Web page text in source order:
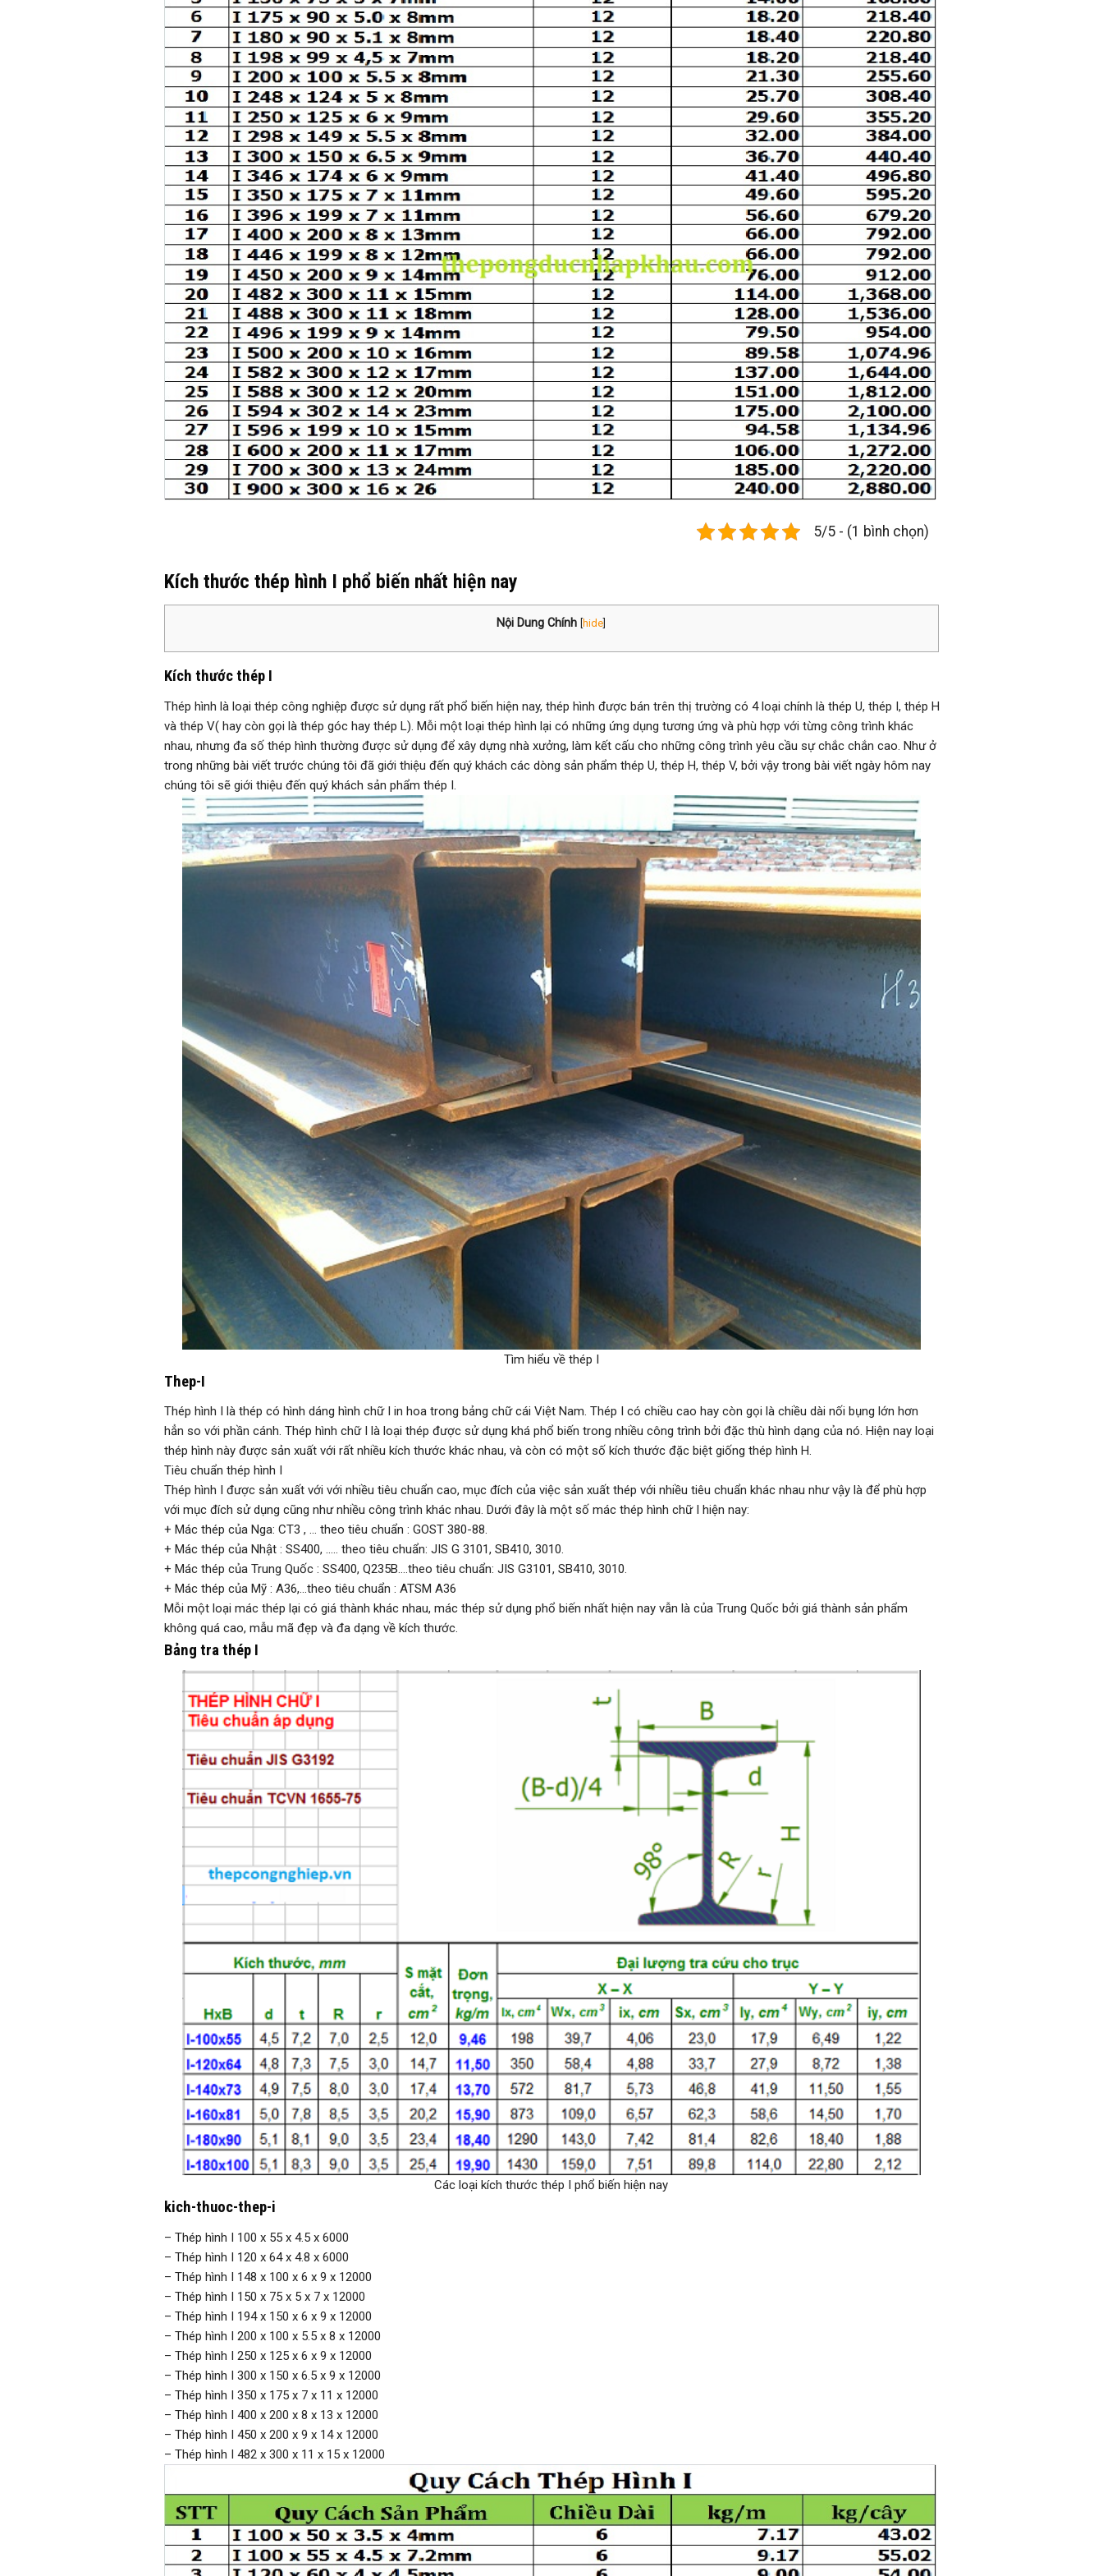
5/5 - (1 bình chọn)
Kích thước thép hình I phổ biến nhất hiện nay
Nội Dung Chính hide
Kích thước thép I
Thép hình là loại thép công nghiệp được sử dụng rất phổ biến hiện nay, thép hình được bán trên thị trường có 4 loại chính là thép U, thép I, thép H
và thép V( hay còn gọi là thép góc hay thép L). Mỗi một loại thép hình lại có những ứng dụng tương ứng và phù hợp với từng công trình khác
nhau, nhưng đa số thép hình thường được sử dụng để xây dựng nhà xưởng, làm kết cấu cho những công trình yêu cầu sự chắc chắn cao. Như ở
trong những bài viết trước chúng tôi đã giới thiệu đến quý khách các dòng sản phẩm thép U, thép H, thép V, bởi vậy trong bài viết ngày hôm nay
chúng tôi sẽ giới thiệu đến quý khách sản phẩm thép I.
Tìm hiểu về thép I
Thep-I
Thép hình I là thép có hình dáng hình chữ I in hoa trong bảng chữ cái Việt Nam. Thép I có chiều cao hay còn gọi là chiều dài nối bụng lớn hơn
hẳn so với phần cánh. Thép hình chữ I là loại thép được sử dụng khá phổ biến trong nhiều công trình bởi đặc thù hình dạng của nó. Hiện nay loại
thép hình này được sản xuất với rất nhiều kích thước khác nhau, và còn có một số kích thước đặc biệt giống thép hình H.
Tiêu chuẩn thép hình I
Thép hình I được sản xuất với với nhiều tiêu chuẩn cao, mục đích của việc sản xuất thép với nhiều tiêu chuẩn khác nhau như vậy là để phù hợp
với mục đích sử dụng cũng như nhiều công trình khác nhau. Dưới đây là một số mác thép hình chữ I hiện nay:
+ Mác thép của Nga: CT3 , … theo tiêu chuẩn : GOST 380-88.
+ Mác thép của Nhật : SS400, ….. theo tiêu chuẩn: JIS G 3101, SB410, 3010.
+ Mác thép của Trung Quốc : SS400, Q235B….theo tiêu chuẩn: JIS G3101, SB410, 3010.
+ Mác thép của Mỹ : A36,…theo tiêu chuẩn : ATSM A36
Mỗi một loại mác thép lại có giá thành khác nhau, mác thép sử dụng phổ biến nhất hiện nay vẫn là của Trung Quốc bởi giá thành sản phẩm
không quá cao, mẫu mã đẹp và đa dạng về kích thước.
Bảng tra thép I
Các loại kích thước thép I phổ biến hiện nay
kich-thuoc-thep-i
– Thép hình I 100 x 55 x 4.5 x 6000
– Thép hình I 120 x 64 x 4.8 x 6000
– Thép hình I 148 x 100 x 6 x 9 x 12000
– Thép hình I 150 x 75 x 5 x 7 x 12000
– Thép hình I 194 x 150 x 6 x 9 x 12000
– Thép hình I 200 x 100 x 5.5 x 8 x 12000
– Thép hình I 250 x 125 x 6 x 9 x 12000
– Thép hình I 300 x 150 x 6.5 x 9 x 12000
– Thép hình I 350 x 175 x 7 x 11 x 12000
– Thép hình I 400 x 200 x 8 x 13 x 12000
– Thép hình I 450 x 200 x 9 x 14 x 12000
– Thép hình I 482 x 300 x 11 x 15 x 12000